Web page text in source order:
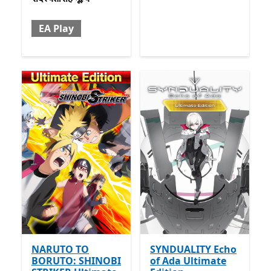
EA Play
NARUTO TO
BORUTO: SHINOBI
SYNDUALITY Echo
of Ada Ultimate